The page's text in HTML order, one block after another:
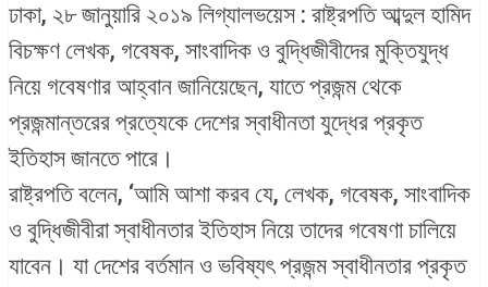
ঢাকা, ২৮ জানুয়ারি ২০১৯ লিগ্যালভয়েস : রাষ্ট্রপতি আব্দুল হামিদ
বিচক্ষণ লেখক, গবেষক, সাংবাদিক ও বুদ্ধিজীবীদের মুক্তিযুদ্ধ
নিয়ে গবেষণার আহ্বান জানিয়েছেন, যাতে প্রজন্ম থেকে
প্রজন্মান্তরের প্রত্যেকে দেশের স্বাধীনতা যুদ্ধের প্রকৃত
ইতিহাস জানতে পারে।
রাষ্ট্রপতি বলেন, ‘আমি আশা করব যে, লেখক, গবেষক, সাংবাদিক
ও বুদ্ধিজীবীরা স্বাধীনতার ইতিহাস নিয়ে তাদের গবেষণা চালিয়ে
যাবেন। যা দেশের বর্তমান ও ভবিষ্যৎ প্রজন্ম স্বাধীনতার প্রকৃত